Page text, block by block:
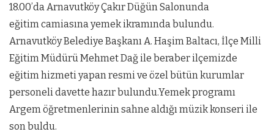
18.00’da Arnavutköy Çakır Düğün Salonunda
eğitim camiasına yemek ikramında bulundu.
Arnavutköy Belediye Başkanı A. Haşim Baltacı, İlçe Milli
Eğitim Müdürü Mehmet Dağ ile beraber ilçemizde
eğitim hizmeti yapan resmi ve özel bütün kurumlar
personeli davette hazır bulundu.Yemek programı
Argem öğretmenlerinin sahne aldığı müzik konseri ile
son buldu.